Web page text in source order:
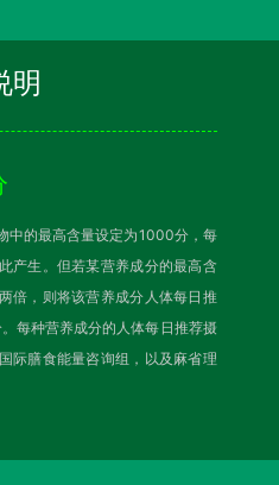
明
中的最高含量设定为1000分，每
产生。但若某营养成分的最高含
倍，则将该营养成分人体每日推
每种营养成分的人体每日推荐摄
际膳食能量咨询组，以及麻省理